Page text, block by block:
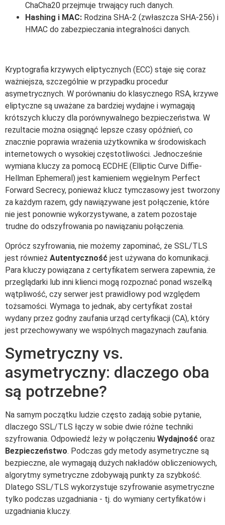
ChaCha20 przejmuje trwający ruch danych.
Hashing i MAC: Rodzina SHA-2 (zwłaszcza SHA-256) i
HMAC do zabezpieczania integralności danych.
Kryptografia krzywych eliptycznych (ECC) staje się coraz
ważniejsza, szczególnie w przypadku procedur
asymetrycznych. W porównaniu do klasycznego RSA, krzywe
eliptyczne są uważane za bardziej wydajne i wymagają
krótszych kluczy dla porównywalnego bezpieczeństwa. W
rezultacie można osiągnąć lepsze czasy opóźnień, co
znacznie poprawia wrażenia użytkownika w środowiskach
internetowych o wysokiej częstotliwości. Jednocześnie
wymiana kluczy za pomocą ECDHE (Elliptic Curve Diffie-
Hellman Ephemeral) jest kamieniem węgielnym Perfect
Forward Secrecy, ponieważ klucz tymczasowy jest tworzony
za każdym razem, gdy nawiązywane jest połączenie, które
nie jest ponownie wykorzystywane, a zatem pozostaje
trudne do odszyfrowania po nawiązaniu połączenia.
Oprócz szyfrowania, nie możemy zapominać, że SSL/TLS
jest również Autentyczność jest używana do komunikacji.
Para kluczy powiązana z certyfikatem serwera zapewnia, że
przeglądarki lub inni klienci mogą rozpoznać ponad wszelką
wątpliwość, czy serwer jest prawidłowy pod względem
tożsamości. Wymaga to jednak, aby certyfikat został
wydany przez godny zaufania urząd certyfikacji (CA), który
jest przechowywany we wspólnych magazynach zaufania.
Symetryczny vs.
asymetryczny: dlaczego oba
są potrzebne?
Na samym początku ludzie często zadają sobie pytanie,
dlaczego SSL/TLS łączy w sobie dwie różne techniki
szyfrowania. Odpowiedź leży w połączeniu Wydajność oraz
Bezpieczeństwo. Podczas gdy metody asymetryczne są
bezpieczne, ale wymagają dużych nakładów obliczeniowych,
algorytmy symetryczne zdobywają punkty za szybkość.
Dlatego SSL/TLS wykorzystuje szyfrowanie asymetryczne
tylko podczas uzgadniania - tj. do wymiany certyfikatów i
uzgadniania kluczy.